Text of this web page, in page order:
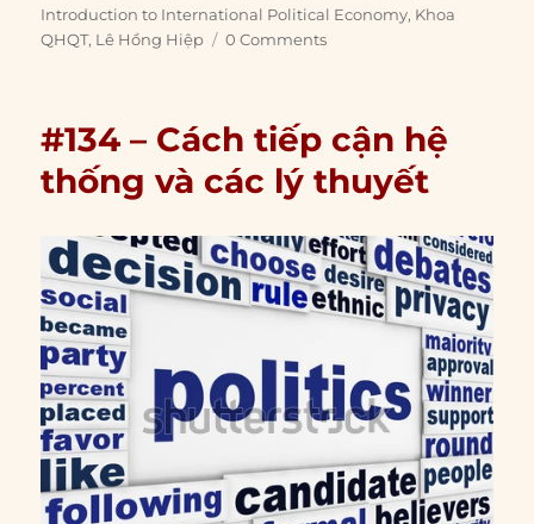
Introduction to International Political Economy, Khoa
QHQT, Lê Hồng Hiệp 0 Comments
#134 – Cách tiếp cận hệ
thống và các lý thuyết